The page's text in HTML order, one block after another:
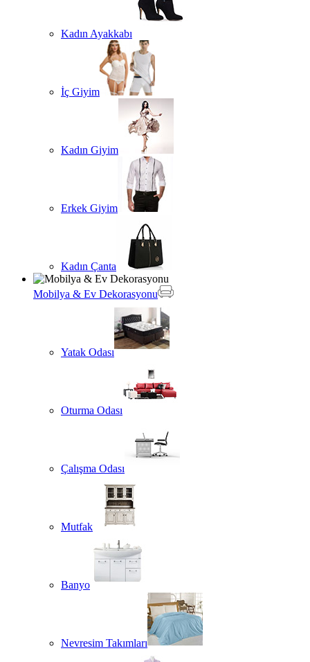
Kadın Ayakkabı
İç Giyim
Kadın Giyim
Erkek Giyim
Kadın Çanta
Mobilya & Ev Dekorasyonu
Yatak Odası
Oturma Odası
Çalışma Odası
Mutfak
Banyo
Nevresim Takımları